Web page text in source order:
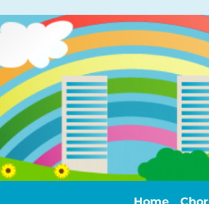
Home Chor